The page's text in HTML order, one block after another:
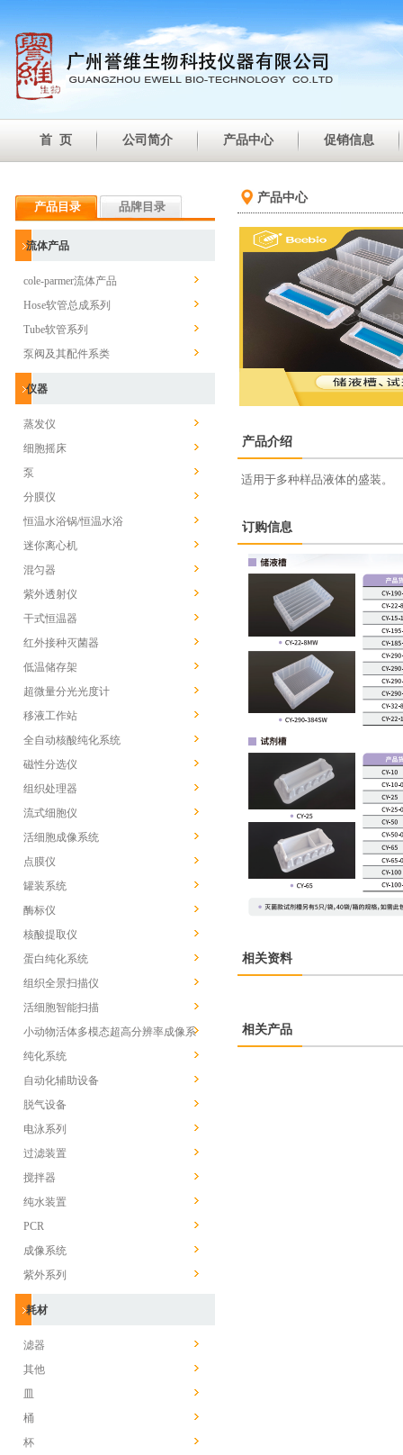
首 页 公司简介 产品中心 促销信息
产品目录 品牌目录
流体产品
cole-parmer流体产品
Hose软管总成系列
Tube软管系列
泵阀及其配件系类
仪器
蒸发仪
细胞摇床
泵
分膜仪
恒温水浴锅/恒温水浴
迷你离心机
混匀器
紫外透射仪
干式恒温器
红外接种灭菌器
低温储存架
超微量分光光度计
移液工作站
全自动核酸纯化系统
磁性分选仪
组织处理器
流式细胞仪
活细胞成像系统
点膜仪
罐装系统
酶标仪
核酸提取仪
蛋白纯化系统
组织全景扫描仪
活细胞智能扫描
小动物活体多模态超高分辨率成像系
统
纯化系统
自动化辅助设备
脱气设备
电泳系列
过滤装置
搅拌器
纯水装置
PCR
成像系统
紫外系列
耗材
滤器
其他
皿
桶
杯
产品中心
产品介绍
适用于多种样品液体的盛装。
订购信息
相关资料
相关产品